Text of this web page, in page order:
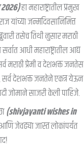
हा महाराष्ट्रातील प्रमुख
यांच्या जन्मदिवसानिमित्त
तसेच तिथी नुसार मराठी
आधी महाराष्ट्रातील आद्य
मराठी प्रेमी व देशभक्त जनतेस
सर्व देशभक्त जनतेने एकत्र येऊन
जोमाने साजरी केली पाहिजे.
(shivjayanti wishes in
जेवढ्या जास्त लोकांपर्यंत